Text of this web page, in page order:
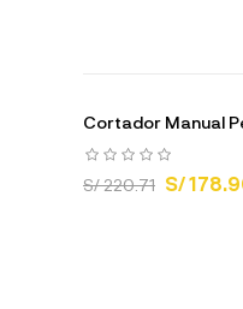
Cortador Manual
S/ 220.71 S/